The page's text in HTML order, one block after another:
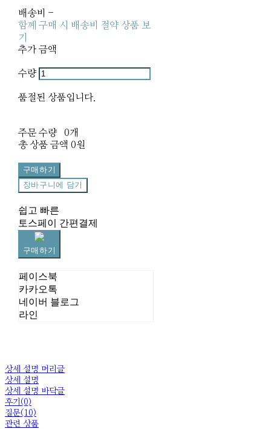
배송비 -
함께 구매 시 배송비 절약 상품 보
기
추가 금액
수량
품절된 상품입니다.
주문 수량
0개
총 상품 금액 0원
구매하기
장바구니에 담기
쉽고 빠른
토스페이 간편결제
구매하기
페이스북
카카오톡
네이버 블로그
라인
상세 설명 머리글
상세 설명
상세 설명 바닥글
후기(0)
질문(10)
관련 상품